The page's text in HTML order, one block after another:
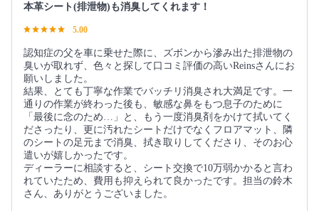
本革シート(排泄物)も消臭してくれます！
5.00
認知症の父を車に乗せた際に、ズボンから滲み出た排泄物の
臭いが取れず、色々と探して口コミ評価の高いReinsさんにお
願いしました。
結果、とても丁寧な作業でバッチリ消臭され大満足です。一
通りの作業が終わった後も、敏感な鼻をもつ息子のために
「最後に念のため…」と、もう一度消臭剤をかけて拭いてく
ださったり、更に汚れたシートだけでなくフロアマット、隣
のシートの足元まで消臭、拭き取りしてくださり、そのお心
遣いが嬉しかったです。
ディーラーに相談すると、シート交換で10万弱かかると言わ
れていたため、費用も抑えられて良かったです。担当の鈴木
さん、ありがとうございました。